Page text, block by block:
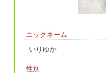
ニックネーム
いりゆか
性別